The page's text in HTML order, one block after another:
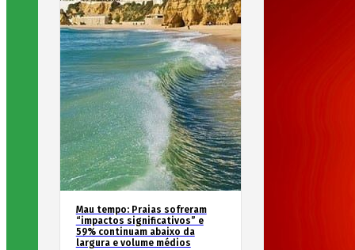
Mau tempo: Praias sofreram
“impactos significativos” e
59% continuam abaixo da
largura e volume médios